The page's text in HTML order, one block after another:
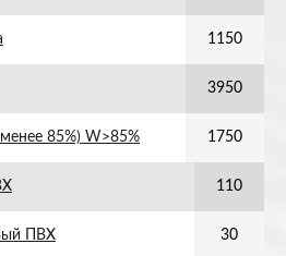
1150
3950
85%) W>85% 1750
110
ПВХ 30